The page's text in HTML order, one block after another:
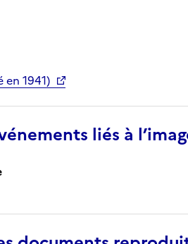
1941)
liés à